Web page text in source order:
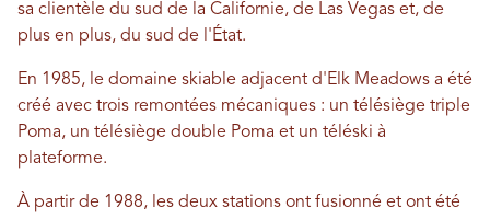
sa clientèle du sud de la Californie, de Las Vegas et, de
plus en plus, du sud de l'État.
En 1985, le domaine skiable adjacent d'Elk Meadows a été
créé avec trois remontées mécaniques : un télésiège triple
Poma, un télésiège double Poma et un téléski à
plateforme.
À partir de 1988, les deux stations ont fusionné et ont été